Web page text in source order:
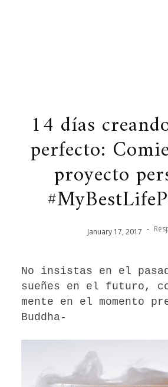
14 días
perfecto:
proyecto
January 17, 2017 -
No insistas en el
sueñes en el futuro,
mente en el momento
Buddha-